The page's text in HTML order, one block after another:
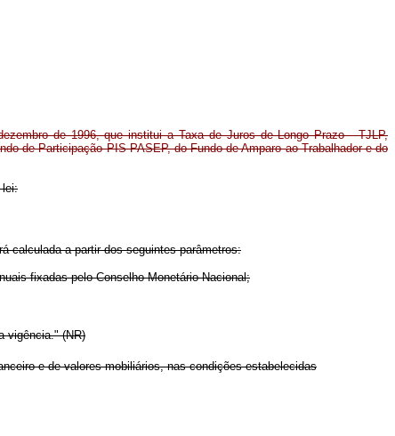
de 1996, que institui a Taxa de Juros de Longo Prazo - TJLP,
de Participação PIS-PASEP, do Fundo de Amparo ao Trabalhador e do
lei:
calculada a partir dos seguintes parâmetros:
fixadas pelo Conselho Monetário Nacional;
vigência." (NR)
e de valores mobiliários, nas condições estabelecidas